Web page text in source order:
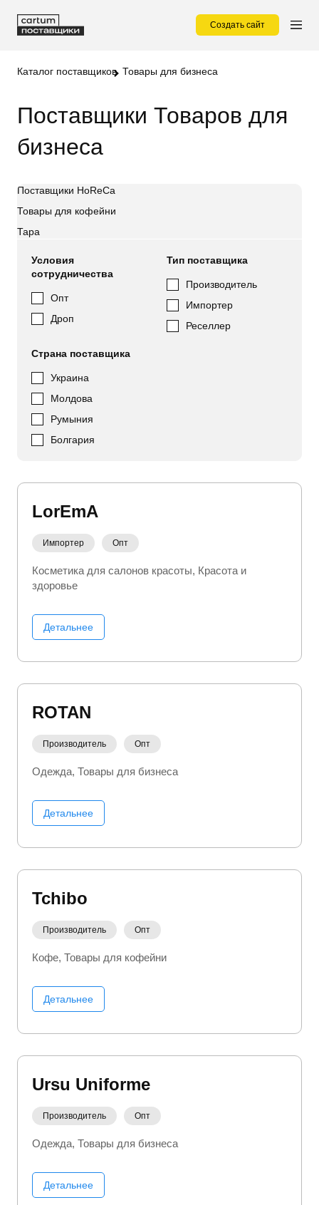
Создать сайт
Каталог поставщиков Товары для бизнеса
Поставщики Товаров для
бизнеса
Поставщики HoReCa
Товары для кофейни
Тара
Условия
сотрудничества
Опт
Дроп
Тип поставщика
Производитель
Импортер
Реселлер
Страна поставщика
Украина
Молдова
Румыния
Болгария
LorEmA
Импортер Опт
Косметика для салонов красоты Красота и
здоровье
Детальнее
ROTAN
Производитель Опт
Одежда Товары для бизнеса
Детальнее
Tchibo
Производитель Опт
Кофе Товары для кофейни
Детальнее
Ursu Uniforme
Производитель Опт
Одежда Товары для бизнеса
Детальнее